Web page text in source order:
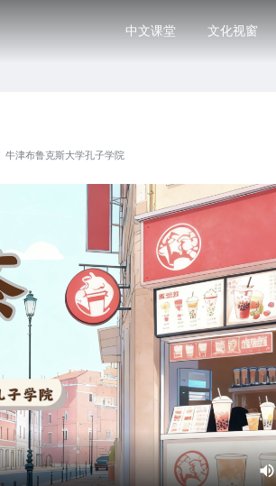
中文课堂 文化视窗
牛津布鲁克斯大学孔子学院